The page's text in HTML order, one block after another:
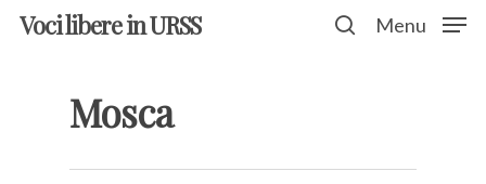
Hit enter to search or ESC to close
Voci libere in URSS Menu
Mosca